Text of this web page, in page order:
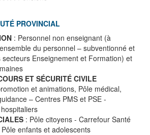
PROVINCIAL
: Personnel non enseignant (à
du personnel – subventionné et
Enseignement et Formation) et
ET SÉCURITÉ CIVILE
et animations, Pôle médical,
– Centres PMS et PSE -
: Pôle citoyens - Carrefour Santé
enfants et adolescents